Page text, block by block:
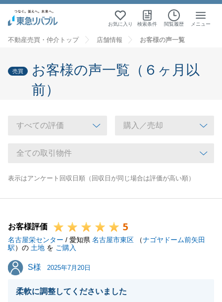
お気に入り 検索条件 閲覧履歴 メニュー
不動産売買・仲介トップ 店舗情報 お客様の声一覧
売買
お客様の声一覧（６ヶ月以
前）
表示はアンケート回収日順（回収日が同じ場合は評価が高い順）
お客様評価 5
名古屋栄センター / 愛知県 名古屋市東区 （ナゴヤドーム前矢田
駅）の 土地 を ご購入
S様
S様 2025年7月20日
柔軟に調整してくださいました